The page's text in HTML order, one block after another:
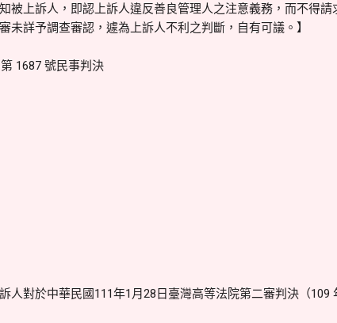
被上訴人，即認上訴人違反善良管理人之注意義務，而不得
未詳予調查審認，遽為上訴人不利之判斷，自有可議。】
1687 號民事判決
人對於中華民國111年1月28日臺灣高等法院第二審判決（109